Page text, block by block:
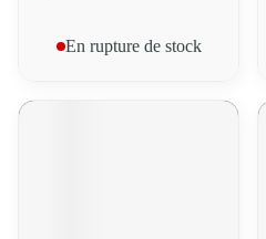
En rupture de stock